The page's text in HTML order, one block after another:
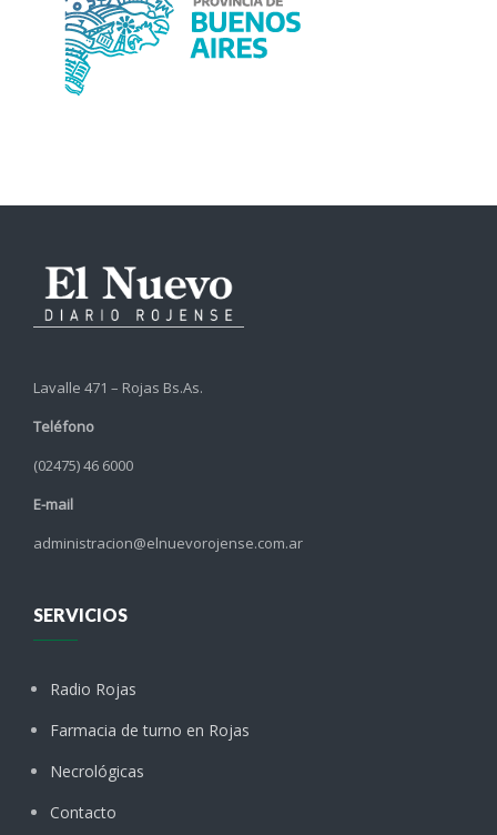
Lavalle 471 – Rojas Bs.As.
Teléfono
(02475) 46 6000
E-mail
administracion@elnuevorojense.com.ar
SERVICIOS
Radio Rojas
Farmacia de turno en Rojas
Necrológicas
Contacto